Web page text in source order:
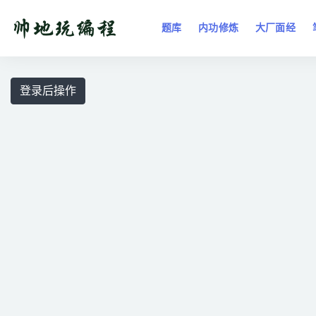
题库 内功修炼 大厂面经
登录后操作